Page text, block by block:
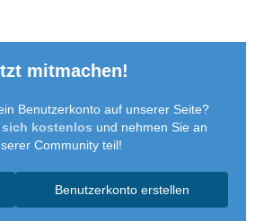
mitmachen!
Benutzerkonto auf unserer Seite?
sich kostenlos und nehmen Sie an
Community teil!
Benutzerkonto erstellen